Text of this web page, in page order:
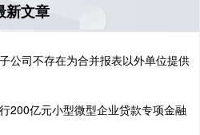
新文章
公司不存在为合并报表以外单位提供
200亿元小型微型企业贷款专项金融